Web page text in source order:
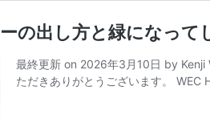
の出し方と緑になって
最終更新 on 2026年3月10日 by Kenji
ただきありがとうございます。